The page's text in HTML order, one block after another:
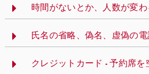
時間がないとか、人数が変わ
氏名の省略、偽名、虚偽の
クレジットカード - 予約席